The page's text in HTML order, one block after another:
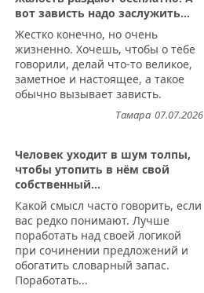
вот зависть надо заслужить...
Жестко конечно, но очень
жизненно. Хочешь, чтобы о тебе
говорили, делай что-то великое,
заметное и настоящее, а такое
обычно вызывает зависть.
07.07.2026
Тамара
Человек уходит в шум толпы,
чтобы утопить в нём свой
собственный...
Какой смысл часто говорить, если
вас редко понимают. Лучше
поработать над своей логикой
при сочинении предложений и
обогатить словарный запас.
Поработать...